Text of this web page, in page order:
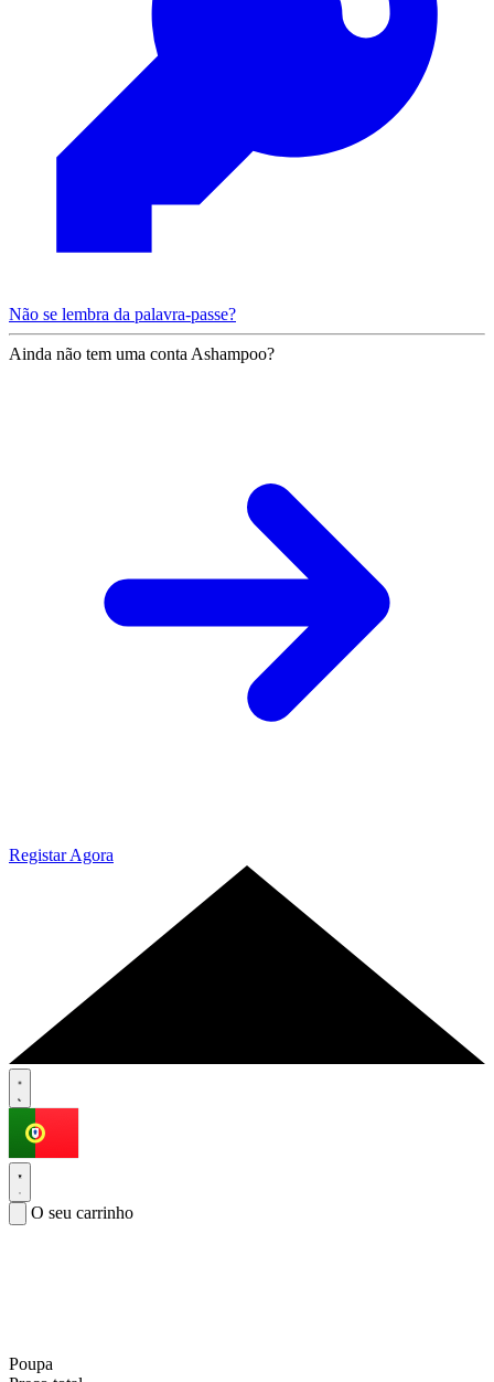
Não se lembra da palavra-passe?
Ainda não tem uma conta Ashampoo?
Registar Agora
O seu carrinho
Poupa